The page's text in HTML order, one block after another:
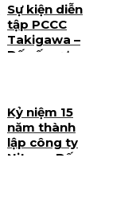
văn hóa
Sự kiện diễn
tập PCCC
Takigawa –
Dấu ấn sự
Kỷ niệm 15
năm thành
lập công ty
Niteco: Dấu